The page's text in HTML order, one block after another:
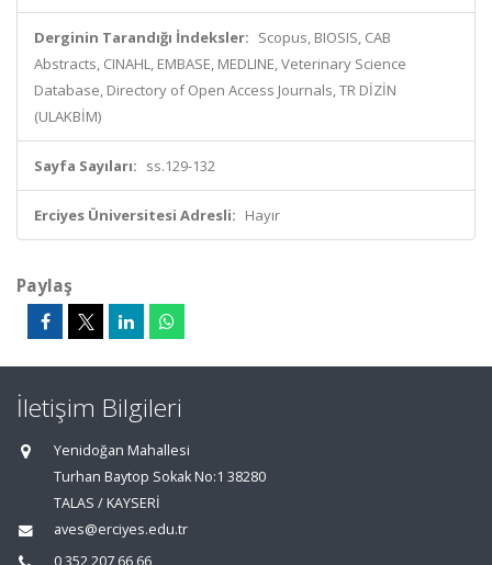
Derginin Tarandığı İndeksler: Scopus, BIOSIS, CAB
Abstracts, CINAHL, EMBASE, MEDLINE, Veterinary Science
Database, Directory of Open Access Journals, TR DİZİN
(ULAKBİM)
Sayfa Sayıları: ss.129-132
Erciyes Üniversitesi Adresli: Hayır
Paylaş
İletişim Bilgileri
Yenidoğan Mahallesi
Turhan Baytop Sokak No:1 38280
TALAS / KAYSERİ
aves@erciyes.edu.tr
0 352 207 66 66